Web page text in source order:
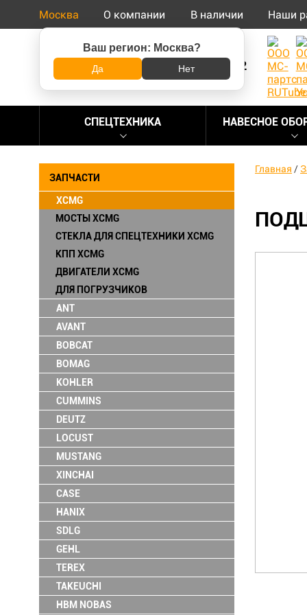
Москва
Ваш регион: Москва?
Да Нет
О компании В наличии Наши
8 (800) 500-73-92
СПЕЦТЕХНИКА НАВЕСНОЕ
ЗАПЧАСТИ
XCMG
МОСТЫ XCMG
СТЕКЛА ДЛЯ СПЕЦТЕХНИКИ XCMG
КПП XCMG
ДВИГАТЕЛИ XCMG
ДЛЯ ПОГРУЗЧИКОВ
ANT
AVANT
BOBCAT
BOMAG
KOHLER
CUMMINS
DEUTZ
LOCUST
MUSTANG
XINCHAI
CASE
HANIX
SDLG
GEHL
TEREX
TAKEUCHI
HBM NOBAS
Главная /